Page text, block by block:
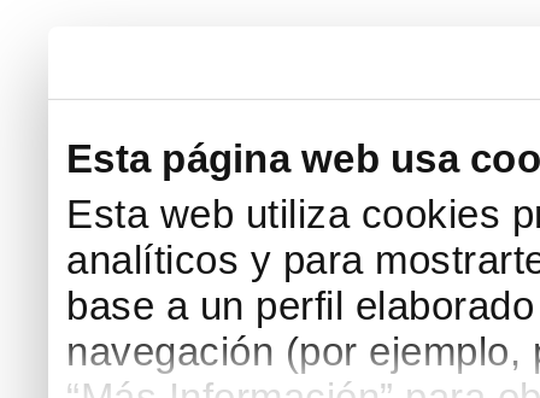
Esta página web usa
Esta web utiliza cookies
analíticos y para
base a un perfil
navegación (por